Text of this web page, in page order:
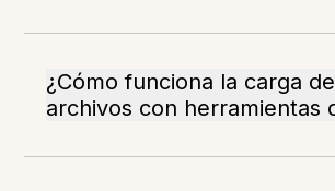
¿Cómo funciona la carga de
archivos con herramientas